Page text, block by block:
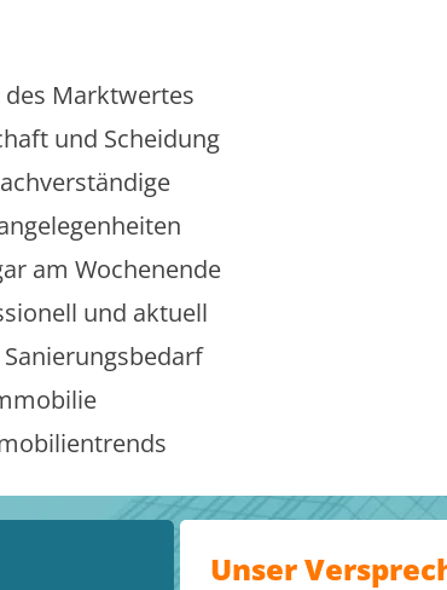
Marktwertes
und Scheidung
am Wochenende
und aktuell
Unser